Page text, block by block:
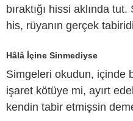
bıraktığı hissi aklında
his, rüyanın gerçek
Hâlâ İçine Sinmediyse
Simgeleri okudun, içinde
işaret kötüye mi, ayırt
kendin tabir etmişsin